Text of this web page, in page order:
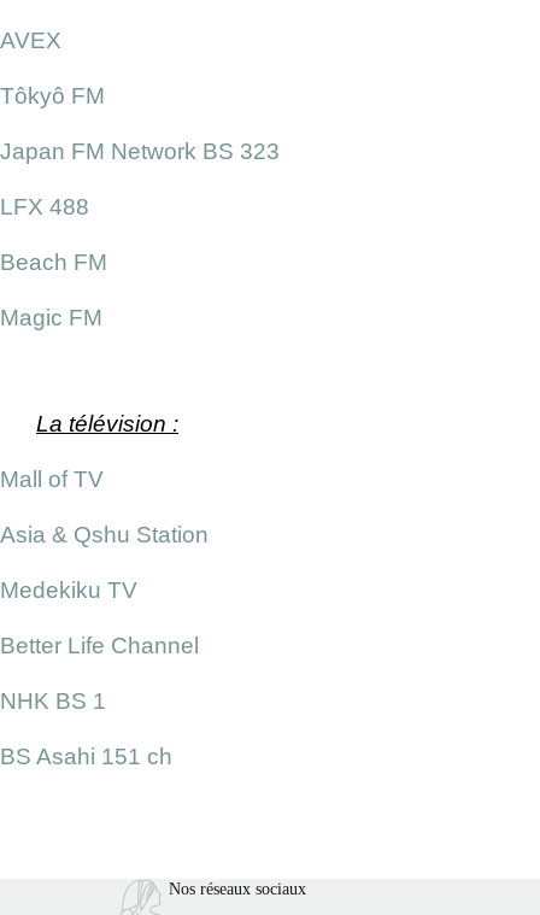
AVEX
Tôkyô FM
Japan FM Network BS 323
LFX 488
Beach FM
Magic FM
La télévision :
Mall of TV
Asia & Qshu Station
Medekiku TV
Better Life Channel
NHK BS 1
BS Asahi 151 ch
Nos réseaux sociaux